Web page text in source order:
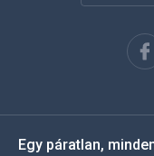
Español
Deutsch
Egy páratlan,